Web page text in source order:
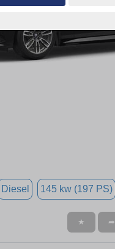
Diesel 145 kw (197 PS)
★ ➦